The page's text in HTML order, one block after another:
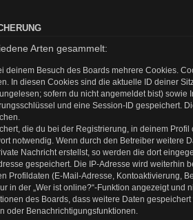
Arten gesammelt:
deinem Besuch des Boards mehrere Cookies.
In diesen Cookies sind die aktuelle ID deiner
sofern du nicht angemeldet bist)
und eine Session-ID gespeichert.
die du bei der Registrierung, in deinem
notwendig. Wenn durch den Betreiber weitere
Nachricht erstellst, so werden die dort
gespeichert. Die IP-Adresse wird
Profildaten (E-Mail-Adresse, Kontoaktivierung,
in der „Wer ist online?“-Funktion angezeigt und
des Boards, dass weitere Daten
oder Benachrichtigungsfunktionen.